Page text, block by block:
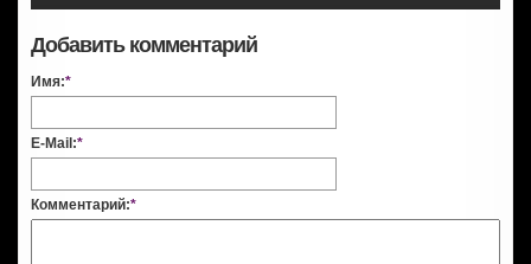
Добавить комментарий
Имя:*
E-Mail:*
Комментарий:*